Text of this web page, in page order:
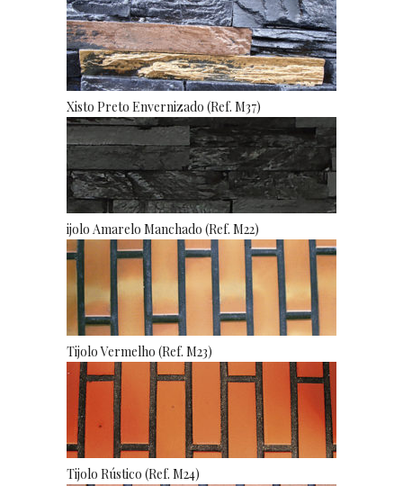
Xisto Preto Envernizado (Ref. M37)
ijolo Amarelo Manchado (Ref. M22)
Tijolo Vermelho (Ref. M23)
Tijolo Rústico (Ref. M24)